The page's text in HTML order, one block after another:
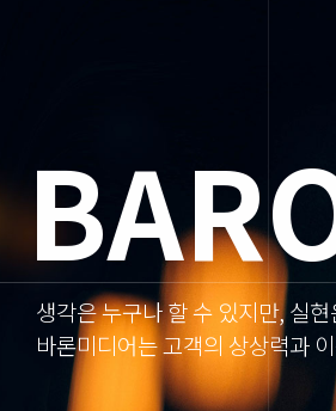
생각은 누구나 할 수 있지만, 실
바론미디어는 고객의 상상력과